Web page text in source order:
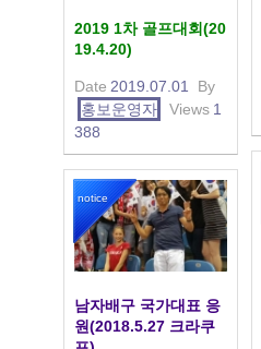
2019 1차 골프대회(20
19.4.20)
Date 2019.07.01
By
홍보운영자
Views 1
388
notice
남자배구 국가대표 응
원(2018.5.27 크라쿠